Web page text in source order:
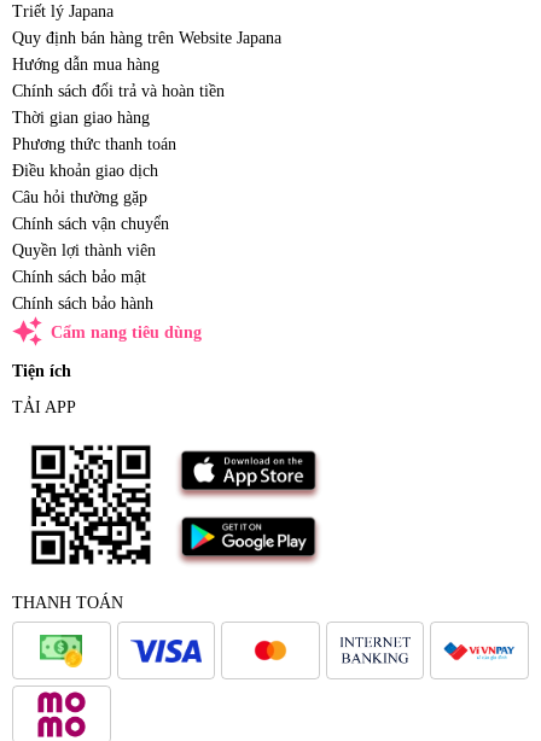
Triết lý Japana
Quy định bán hàng trên Website Japana
Hướng dẫn mua hàng
Chính sách đổi trả và hoàn tiền
Thời gian giao hàng
Phương thức thanh toán
Điều khoản giao dịch
Câu hỏi thường gặp
Chính sách vận chuyển
Quyền lợi thành viên
Chính sách bảo mật
Chính sách bảo hành
auto_awesome Cẩm nang tiêu dùng
Tiện ích
TẢI APP
THANH TOÁN